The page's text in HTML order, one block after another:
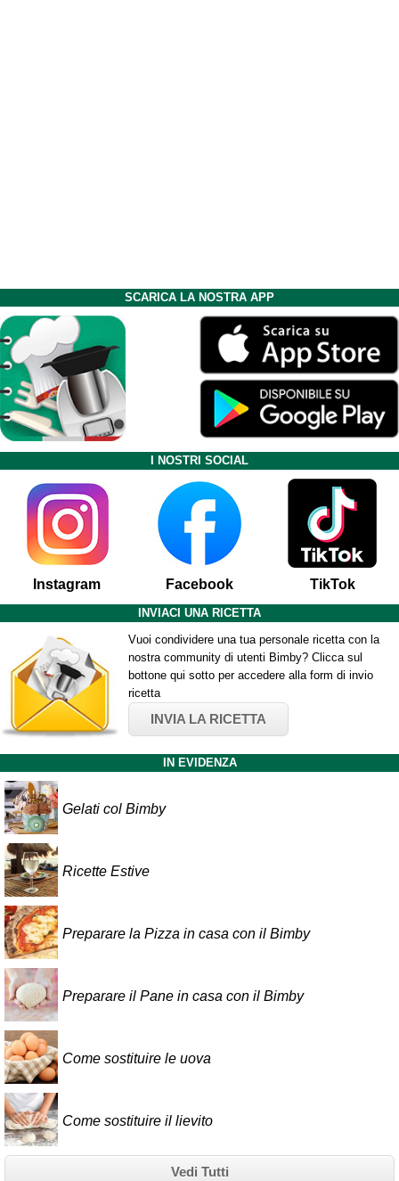
SCARICA LA NOSTRA APP
I NOSTRI SOCIAL
Instagram Facebook TikTok
INVIACI UNA RICETTA
Vuoi condividere una tua personale ricetta con la
nostra community di utenti Bimby? Clicca sul
bottone qui sotto per accedere alla form di invio
ricetta
INVIA LA RICETTA
IN EVIDENZA
Gelati col Bimby
Ricette Estive
Preparare la Pizza in casa con il Bimby
Preparare il Pane in casa con il Bimby
Come sostituire le uova
Come sostituire il lievito
Vedi Tutti